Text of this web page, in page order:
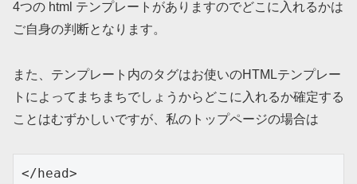
4つの html テンプレートがありますのでどこに入れるかは
ご自身の判断となります。
また、テンプレート内のタグはお使いのHTMLテンプレー
トによってまちまちでしょうからどこに入れるか確定する
ことはむずかしいですが、私のトップページの場合は
</head>